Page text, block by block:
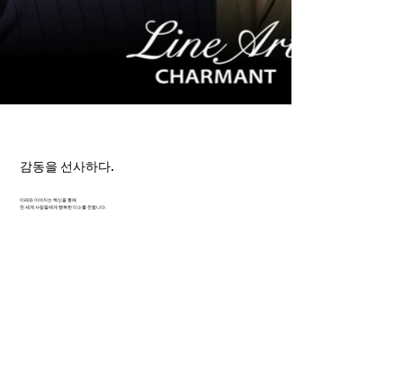
감동을 선사하다.
미래와 이어지는 혁신을 통해
전 세계 사람들에게 행복한 미소를 전합니다.